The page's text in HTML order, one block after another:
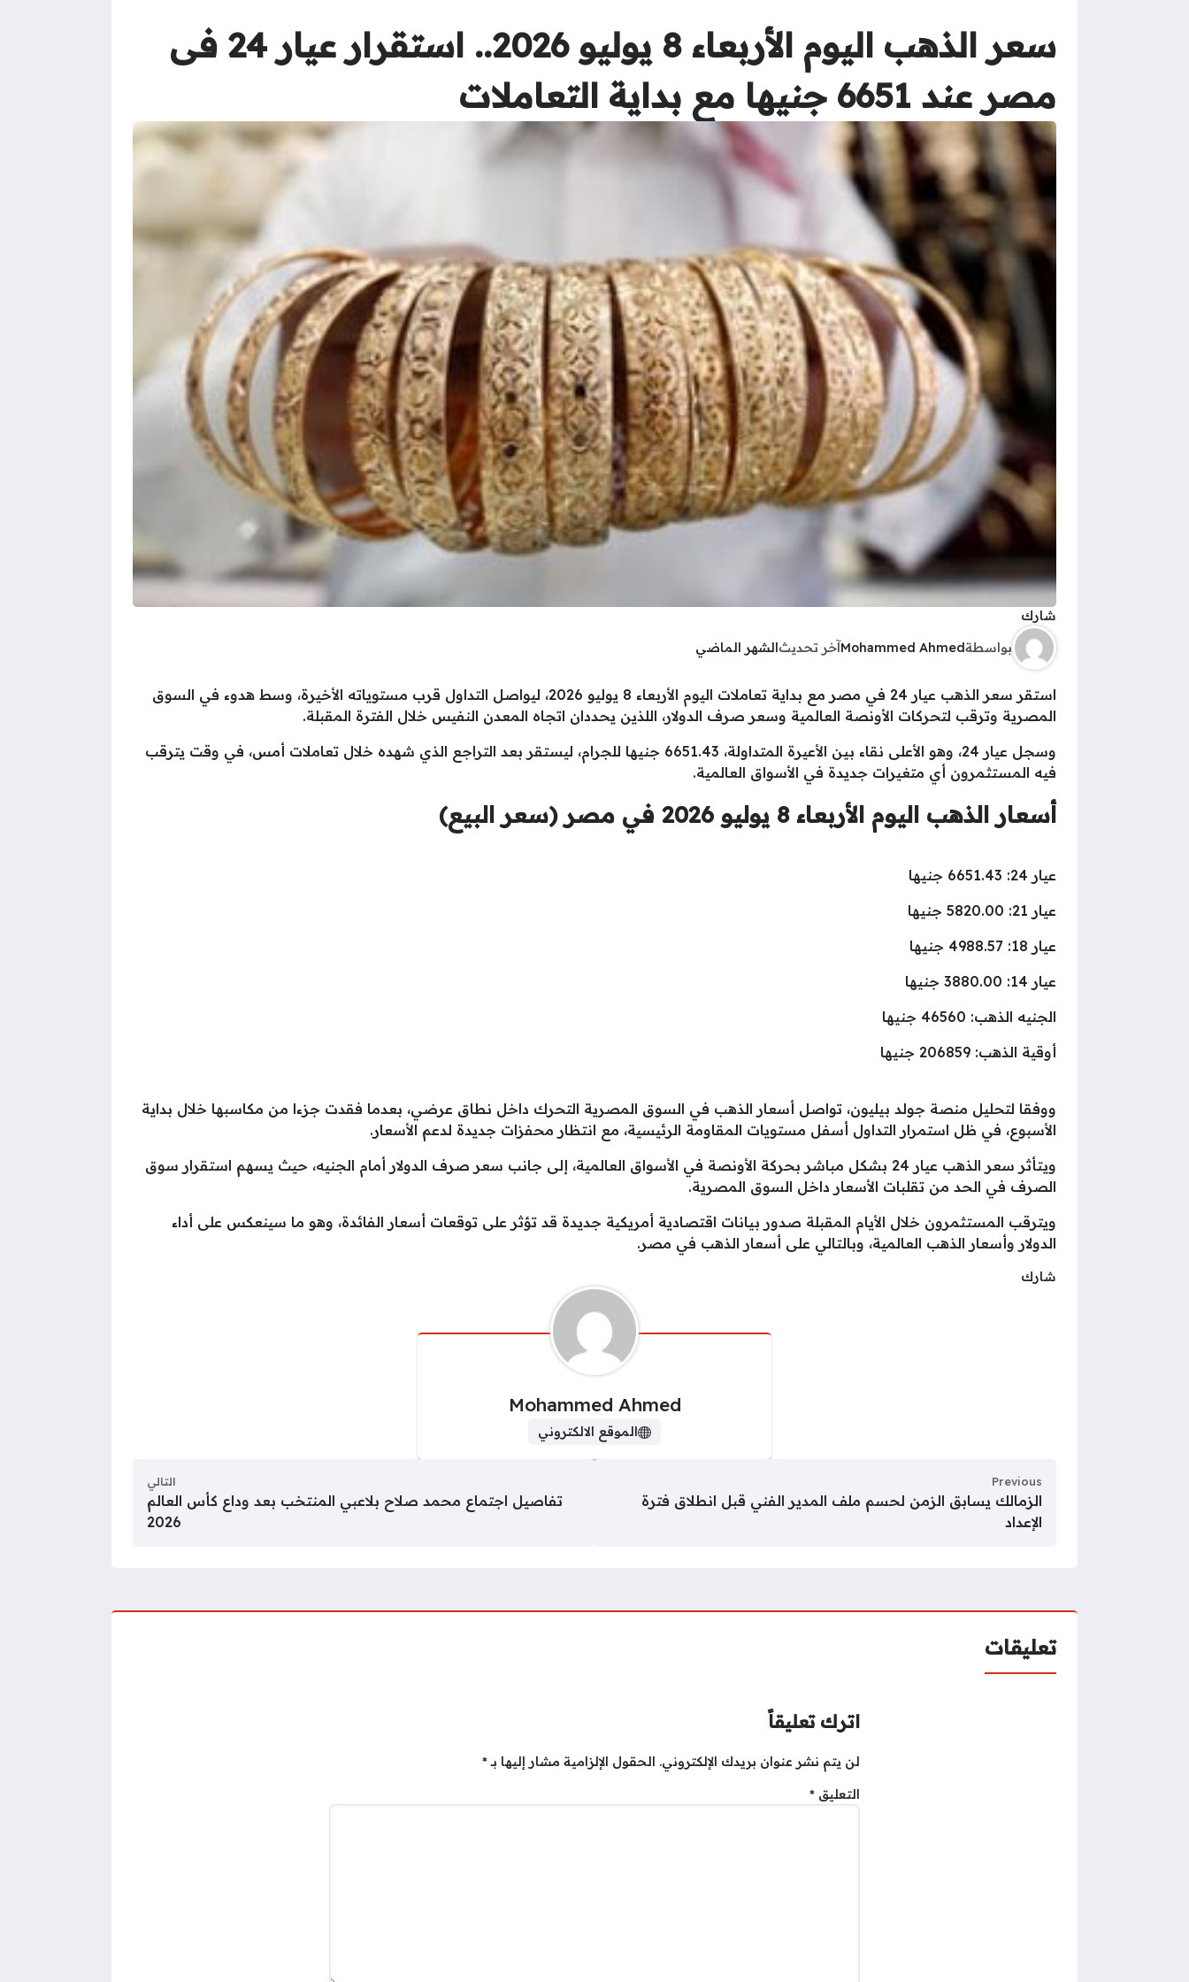
سعر الذهب اليوم الأربعاء 8 يوليو 2026.. استقرار عيار 24 فى
مصر عند 6651 جنيها مع بداية التعاملات
شارك
بواسطةMohammed Ahmedآخر تحديثالشهر الماضي
استقر سعر الذهب عيار 24 في مصر مع بداية تعاملات اليوم الأربعاء 8 يوليو 2026، ليواصل التداول قرب مستوياته الأخيرة، وسط هدوء في السوق
المصرية وترقب لتحركات الأونصة العالمية وسعر صرف الدولار، اللذين يحددان اتجاه المعدن النفيس خلال الفترة المقبلة.
وسجل عيار 24، وهو الأعلى نقاء بين الأعيرة المتداولة، 6651.43 جنيها للجرام، ليستقر بعد التراجع الذي شهده خلال تعاملات أمس، في وقت يترقب
فيه المستثمرون أي متغيرات جديدة في الأسواق العالمية.
أسعار الذهب اليوم الأربعاء 8 يوليو 2026 في مصر (سعر البيع)
عيار 24: 6651.43 جنيها
عيار 21: 5820.00 جنيها
عيار 18: 4988.57 جنيها
عيار 14: 3880.00 جنيها
الجنيه الذهب: 46560 جنيها
أوقية الذهب: 206859 جنيها
ووفقا لتحليل منصة جولد بيليون، تواصل أسعار الذهب في السوق المصرية التحرك داخل نطاق عرضي، بعدما فقدت جزءا من مكاسبها خلال بداية
الأسبوع، في ظل استمرار التداول أسفل مستويات المقاومة الرئيسية، مع انتظار محفزات جديدة لدعم الأسعار.
ويتأثر سعر الذهب عيار 24 بشكل مباشر بحركة الأونصة في الأسواق العالمية، إلى جانب سعر صرف الدولار أمام الجنيه، حيث يسهم استقرار سوق
الصرف في الحد من تقلبات الأسعار داخل السوق المصرية.
ويترقب المستثمرون خلال الأيام المقبلة صدور بيانات اقتصادية أمريكية جديدة قد تؤثر على توقعات أسعار الفائدة، وهو ما سينعكس على أداء
الدولار وأسعار الذهب العالمية، وبالتالي على أسعار الذهب في مصر.
شارك
Mohammed Ahmed
الموقع الالكتروني
Previous
الزمالك يسابق الزمن لحسم ملف المدير الفني قبل انطلاق فترة
الإعداد
التالي
تفاصيل اجتماع محمد صلاح بلاعبي المنتخب بعد وداع كأس العالم
2026
تعليقات
اترك تعليقاً
لن يتم نشر عنوان بريدك الإلكتروني. الحقول الإلزامية مشار إليها بـ*
التعليق *